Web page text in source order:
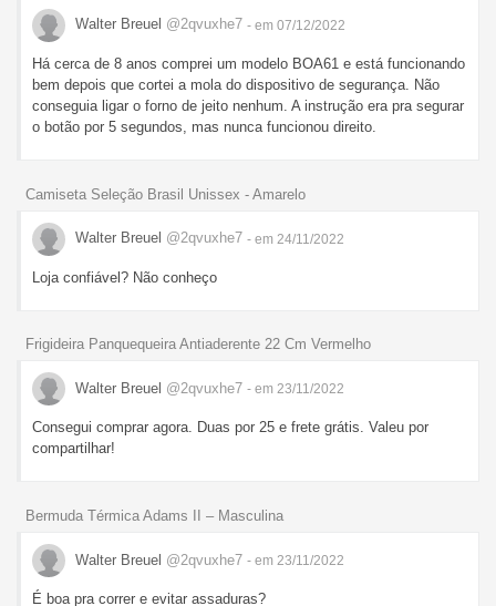
Walter Breuel @2qvuxhe7 - em 07/12/2022
Há cerca de 8 anos comprei um modelo BOA61 e está funcionando
bem depois que cortei a mola do dispositivo de segurança. Não
conseguia ligar o forno de jeito nenhum. A instrução era pra segurar
o botão por 5 segundos, mas nunca funcionou direito.
Camiseta Seleção Brasil Unissex - Amarelo
Walter Breuel @2qvuxhe7 - em 24/11/2022
Loja confiável? Não conheço
Frigideira Panquequeira Antiaderente 22 Cm Vermelho
Walter Breuel @2qvuxhe7 - em 23/11/2022
Consegui comprar agora. Duas por 25 e frete grátis. Valeu por
compartilhar!
Bermuda Térmica Adams II – Masculina
Walter Breuel @2qvuxhe7 - em 23/11/2022
É boa pra correr e evitar assaduras?